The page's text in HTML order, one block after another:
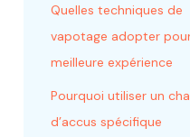
Quelles techniques de
vapotage adopter
meilleure expérience
Pourquoi utiliser un
d’accus spécifique